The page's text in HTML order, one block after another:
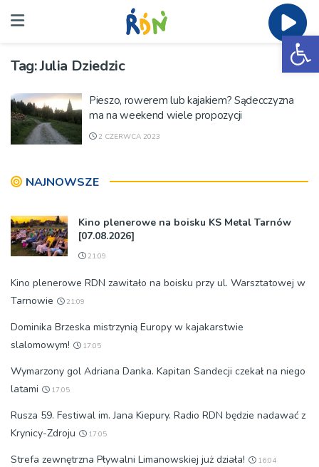
Tag:Julia Dziedzic
Pieszo, rowerem lub kajakiem? Sądecczyzna
ma na weekend wiele propozycji
2 CZERWCA 2023
NAJNOWSZE
Kino plenerowe na boisku KS Metal Tarnów
[07.08.2026]
21:09
Kino plenerowe RDN zawitało na boisku przy ul. Warsztatowej w
Tarnowie
21:09
Dominika Brzeska mistrzynią Europy w kajakarstwie
slalomowym!
17:05
Wymarzony gol Adriana Danka. Kapitan Sandecji czekał na niego
latami
17:05
Rusza 59. Festiwal im. Jana Kiepury. Radio RDN będzie nadawać z
Krynicy-Zdroju
17:05
Strefa zewnętrzna Pływalni Limanowskiej już działa! 16:04